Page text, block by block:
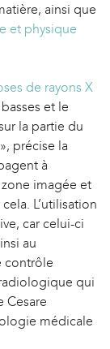
ainsi que
et physique
de rayons X
et le
la partie du
précise la
à
imagée et
L’utilisation
car celui-ci
au
contrôle
qui
Cesare
médicale